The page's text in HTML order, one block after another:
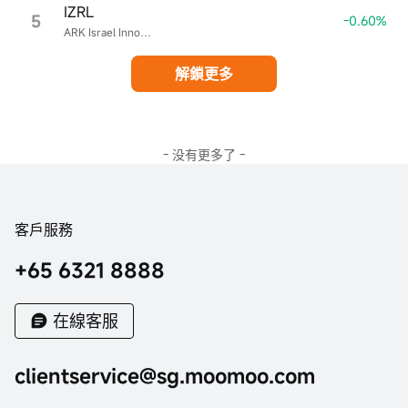
5 ARK Israel Innovative Technology ETF
IZRL -0.60%
解鎖更多
- 没有更多了 -
客戶服務
+65 6321 8888
在線客服
clientservice@sg.moomoo.com